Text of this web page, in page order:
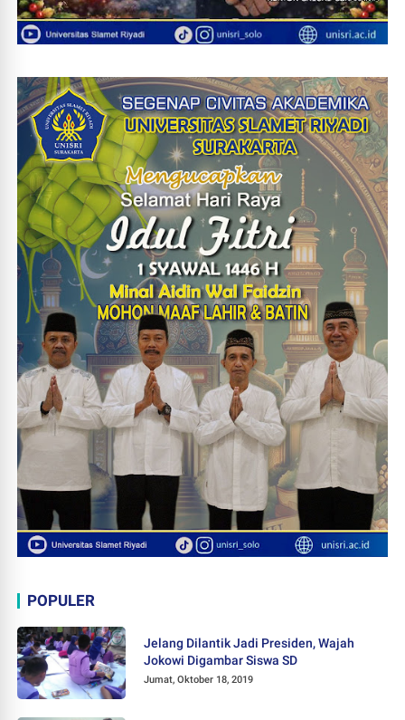
POPULER
Jelang Dilantik Jadi Presiden, Wajah
Jokowi Digambar Siswa SD
Jumat, Oktober 18, 2019